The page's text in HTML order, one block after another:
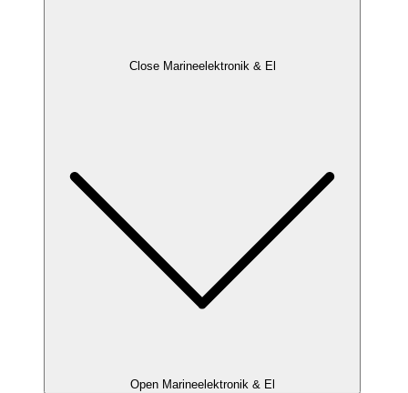
Close Marineelektronik & El
Open Marineelektronik & El